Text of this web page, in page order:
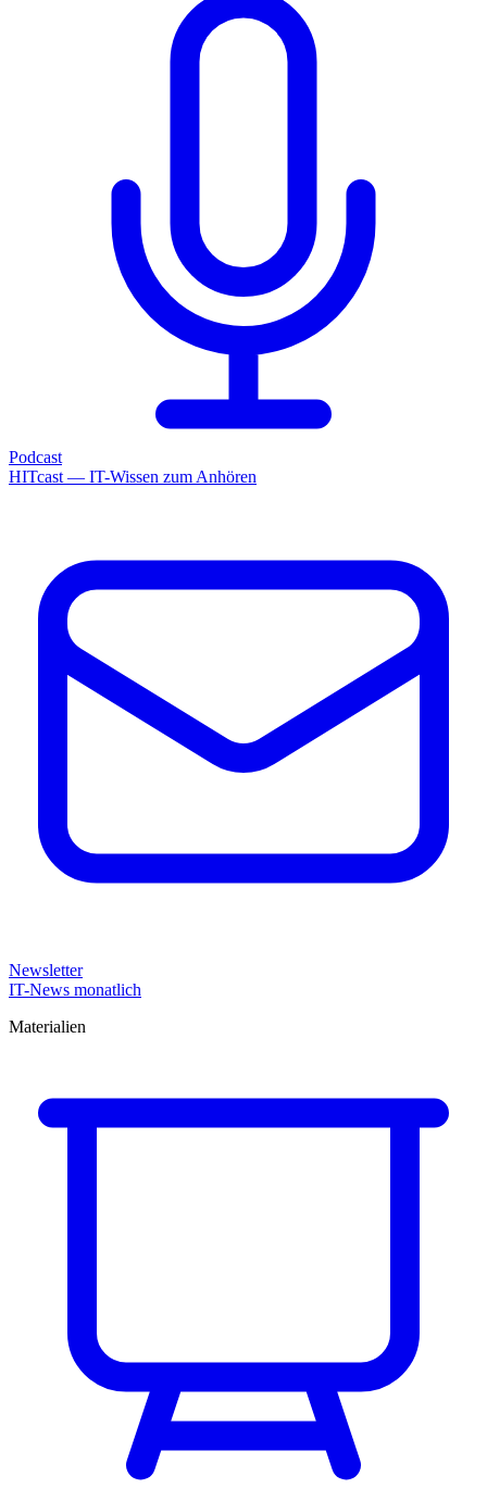
Podcast
HITcast — IT-Wissen zum Anhören
Newsletter
IT-News monatlich
Materialien